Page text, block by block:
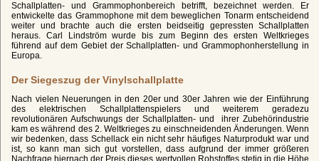
Schallplatten- und Grammophonbereich betrifft, bezeichnet werden. Er
entwickelte das Grammophone mit dem beweglichen Tonarm entscheidend
weiter und brachte auch die ersten beidseitig gepressten Schallplatten
heraus. Carl Lindström wurde bis zum Beginn des ersten Weltkrieges
führend auf dem Gebiet der Schallplatten- und Grammophonherstellung in
Europa.
Der Siegeszug der Vinylschallplatte
Nach vielen Neuerungen in den 20er und 30er Jahren wie der Einführung
des elektrischen Schallplattenspielers und weiterem geradezu
revolutionären Aufschwungs der Schallplatten- und ihrer Zubehörindustrie
kam es während des 2. Weltkrieges zu einschneidenden Änderungen. Wenn
wir bedenken, dass Schellack ein nicht sehr häufiges Naturprodukt war und
ist, so kann man sich gut vorstellen, dass aufgrund der immer größeren
Nachfrage hiernach der Preis dieses wertvollen Rohstoffes stetig in die Höhe